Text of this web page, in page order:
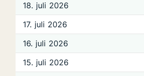
18. juli 2026
17. juli 2026
16. juli 2026
15. juli 2026